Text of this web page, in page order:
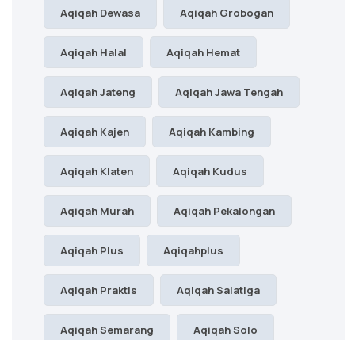
Aqiqah Dewasa Aqiqah Grobogan
Aqiqah Halal Aqiqah Hemat
Aqiqah Jateng Aqiqah Jawa Tengah
Aqiqah Kajen Aqiqah Kambing
Aqiqah Klaten Aqiqah Kudus
Aqiqah Murah Aqiqah Pekalongan
Aqiqah Plus Aqiqahplus
Aqiqah Praktis Aqiqah Salatiga
Aqiqah Semarang Aqiqah Solo